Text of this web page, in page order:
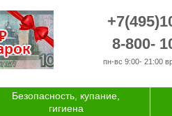
8-800-
пн-вс 9:00- 21:00
Безопасность, купание,
гигиена